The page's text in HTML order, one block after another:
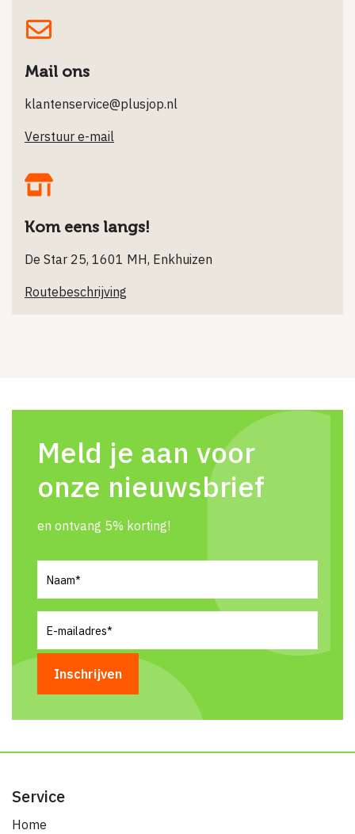
Mail ons
klantenservice@plusjop.nl
Verstuur e-mail
Kom eens langs!
De Star 25, 1601 MH, Enkhuizen
Routebeschrijving
Meld je aan voor
onze nieuwsbrief
en ontvang 5% korting!
mailadres(Vereist)
Service
Home